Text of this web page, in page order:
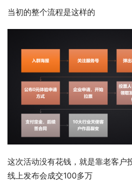
当初的整个流程是这样的
这次活动没有花钱，就是靠老客户
线上发布会成交100多万